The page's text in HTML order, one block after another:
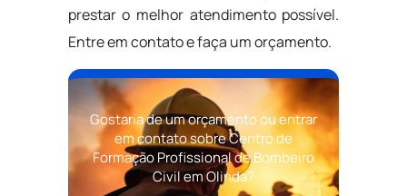
prestar o melhor atendimento possível.
Entre em contato e faça um orçamento.
Gostaria de um orçamento ou entrar
em contato sobre Centro de
Formação Profissional de Bombeiro
Civil em Olinda?